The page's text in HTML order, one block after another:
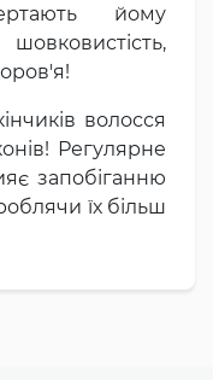
йому
волосся
Регулярне
запобіганню
їх більш